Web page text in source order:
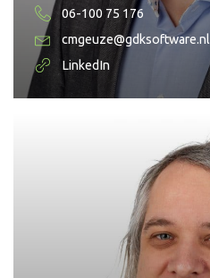
06-100 75 176
cmgeuze@gdksoftware.nl
LinkedIn